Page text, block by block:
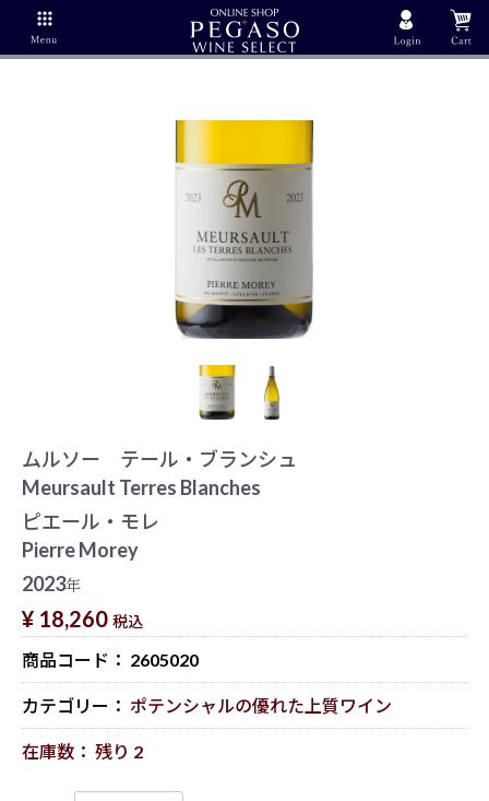
ムルソー テール・ブランシュ
Meursault Terres Blanches
ピエール・モレ
Pierre Morey
2023年
¥ 18,260 税込
商品コード： 2605020
カテゴリー： ポテンシャルの優れた上質ワイン
在庫数： 残り 2